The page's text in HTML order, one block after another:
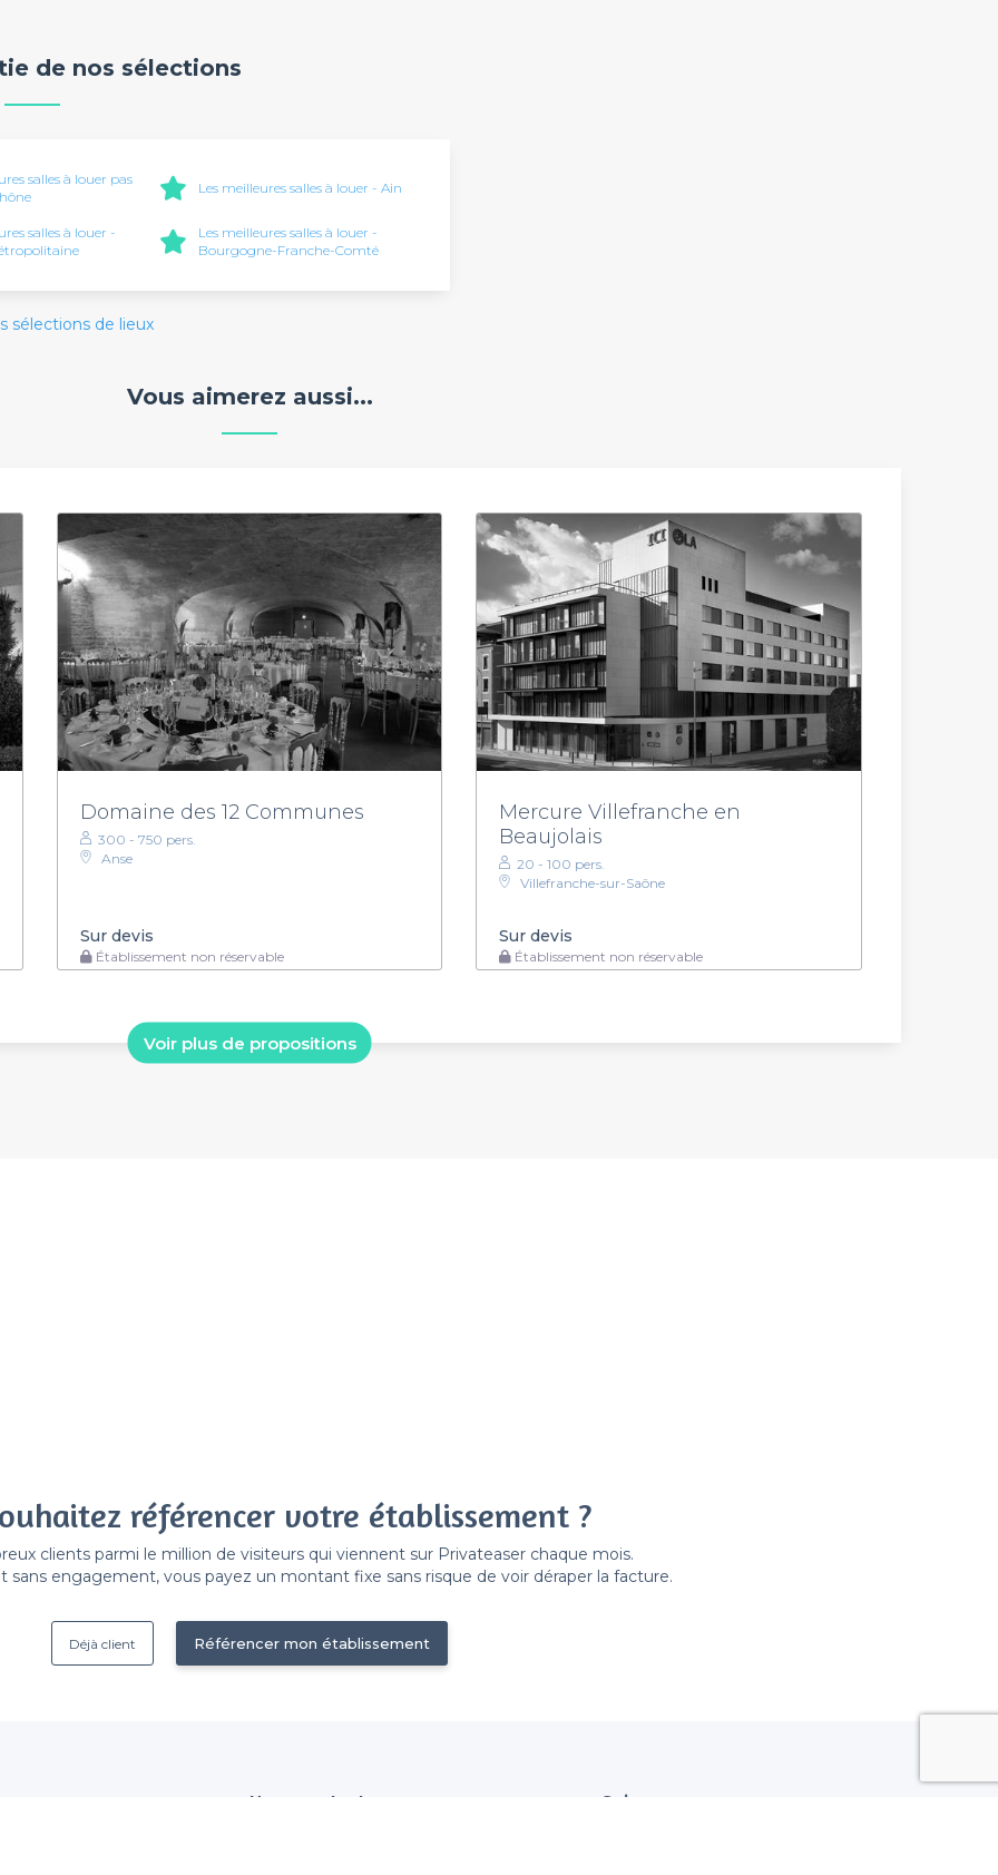
de nos sélections
salles à louer pas
Les meilleures salles à louer - Ain
salles à louer -
Les meilleures salles à louer -
Bourgogne-Franche-Comté
sélections de lieux
Vous aimerez aussi...
Domaine des 12 Communes
300 - 750 pers.
Anse
Sur devis
Établissement non réservable
Mercure Villefranche en
Beaujolais
20 - 100 pers.
Villefranche-sur-Saône
Sur devis
Établissement non réservable
Voir plus de propositions
référencer votre établissement ?
clients parmi le million de visiteurs qui viennent sur Privateaser chaque mois.
sans engagement, vous payez un montant fixe sans risque de voir déraper la facture.
Référencer mon établissement
Déjà client
Nous contacter Suivez nous